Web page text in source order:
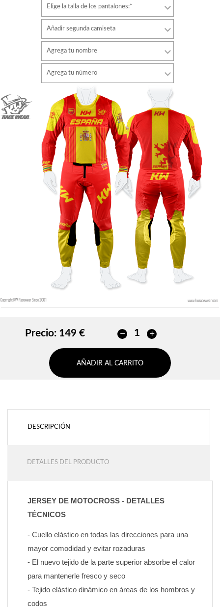
Elige la talla de los pantalones:*
Añadir segunda camiseta
Agrega tu nombre
Color de fuente
Color de contorno
Sin contorno
AÑADIR
Agrega tu número
estilo
Color de fuente
Color de contorno
Sin contorno
AÑADIR
Precio: 149 €
AÑADIR AL CARRITO
DESCRIPCIÓN
DETALLES DEL PRODUCTO
JERSEY DE MOTOCROSS - DETALLES
TÉCNICOS
- Cuello elástico en todas las direcciones para una
mayor comodidad y evitar rozaduras
- El nuevo tejido de la parte superior absorbe el calor
para mantenerle fresco y seco
- Tejido elástico dinámico en áreas de los hombros y
codos